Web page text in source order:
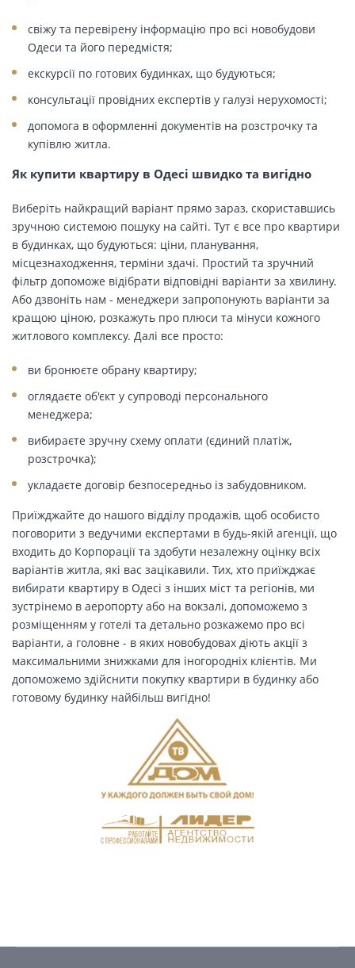
свіжу та перевірену інформацію про всі новобудови
Одеси та його передмістя;
екскурсії по готових будинках, що будуються;
консультації провідних експертів у галузі нерухомості;
допомога в оформленні документів на розстрочку та
купівлю житла.
Як купити квартиру в Одесі швидко та вигідно
Виберіть найкращий варіант прямо зараз, скориставшись
зручною системою пошуку на сайті. Тут є все про квартири
в будинках, що будуються: ціни, планування,
місцезнаходження, терміни здачі. Простий та зручний
фільтр допоможе відібрати відповідні варіанти за хвилину.
Або дзвоніть нам - менеджери запропонують варіанти за
кращою ціною, розкажуть про плюси та мінуси кожного
житлового комплексу. Далі все просто:
ви бронюєте обрану квартиру;
оглядаєте об'єкт у супроводі персонального
менеджера;
вибираєте зручну схему оплати (єдиний платіж,
розстрочка);
укладаєте договір безпосередньо із забудовником.
Приїжджайте до нашого відділу продажів, щоб особисто
поговорити з ведучими експертами в будь-якій агенції, що
входить до Корпорації та здобути незалежну оцінку всіх
варіантів житла, які вас зацікавили. Тих, хто приїжджає
вибирати квартиру в Одесі з інших міст та регіонів, ми
зустрінемо в аеропорту або на вокзалі, допоможемо з
розміщенням у готелі та детально розкажемо про всі
варіанти, а головне - в яких новобудовах діють акції з
максимальними знижками для іногородніх клієнтів. Ми
допоможемо здійснити покупку квартири в будинку або
готовому будинку найбільш вигідно!